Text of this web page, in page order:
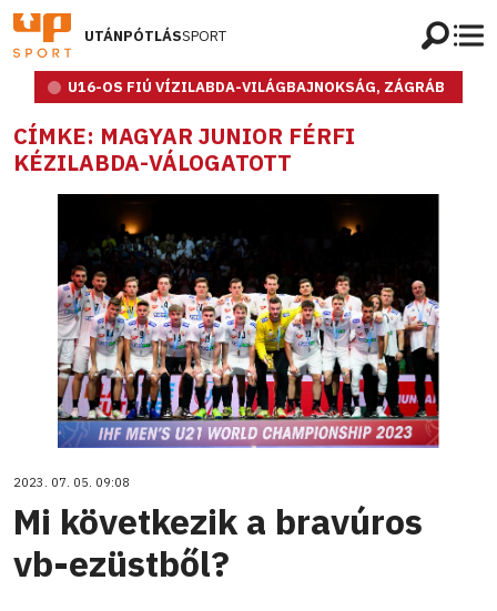
UTÁNPÓTLÁSSPORT
U16-OS FIÚ VÍZILABDA-VILÁGBAJNOKSÁG, ZÁGRÁB
CÍMKE: MAGYAR JUNIOR FÉRFI
KÉZILABDA-VÁLOGATOTT
2023. 07. 05. 09:08
Mi következik a bravúros
vb-ezüstből?